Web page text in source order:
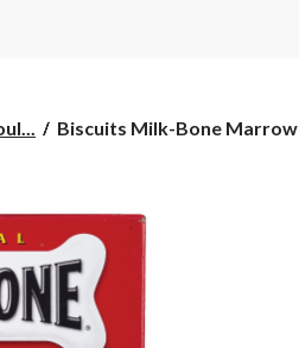
Biscuits
Biscuits Milk-Bone Marrow